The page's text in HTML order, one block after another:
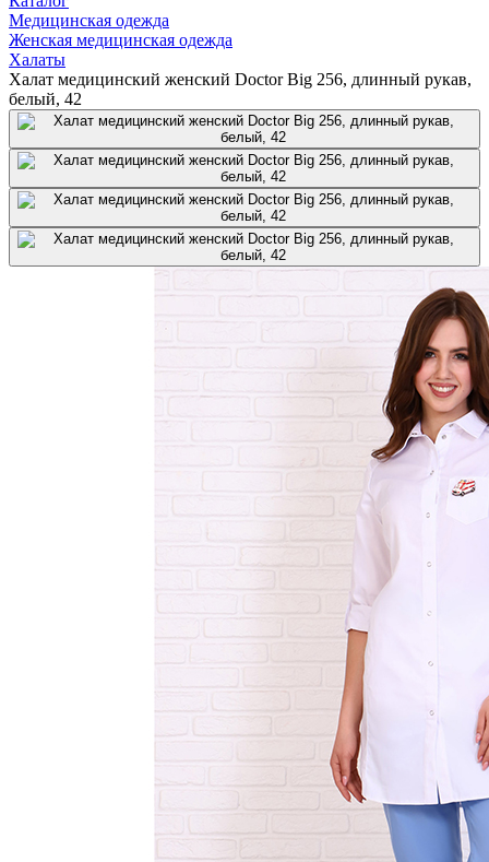
Медицинская одежда
Женская медицинская одежда
Халаты
Халат медицинский женский Doctor Big 256, длинный рукав,
белый, 42